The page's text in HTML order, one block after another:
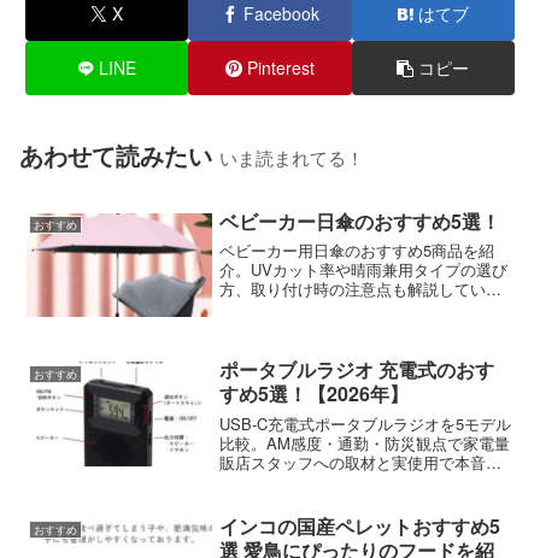
X Facebook はてブ
LINE Pinterest コピー
あわせて読みたい いま読まれてる！
おすすめ ベビーカー日傘のおすすめ5選！
ベビーカー用日傘のおすすめ5商品を紹
介。UVカット率や晴雨兼用タイプの選び
方、取り付け時の注意点も解説していま
おすすめ
ポータブルラジオ 充電式のおす
すめ5選！【2026年】
USB-C充電式ポータブルラジオを5モデル
比較。AM感度・通勤・防災観点で家電量
販店スタッフへの取材と実使用で本音レ
おすすめ
インコの国産ペレットおすすめ5
選 愛鳥にぴったりのフードを紹